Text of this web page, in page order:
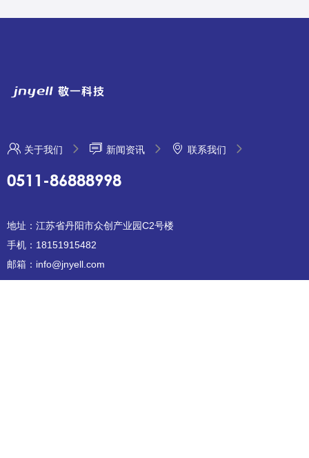
关于我们 新闻资讯 联系我们
0511-86888998
地址：江苏省丹阳市众创产业园C2号楼
手机：18151915482
邮箱：info@jnyell.com